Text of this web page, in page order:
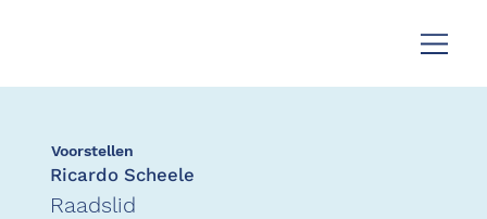
Voorstellen
Ricardo Scheele
Raadslid